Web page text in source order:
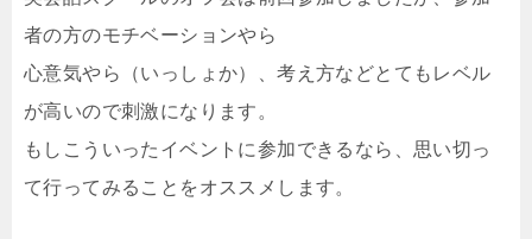
者の方のモチベーションやら
心意気やら（いっしょか）、考え方などとてもレベル
が高いので刺激になります。
もしこういったイベントに参加できるなら、思い切っ
て行ってみることをオススメします。